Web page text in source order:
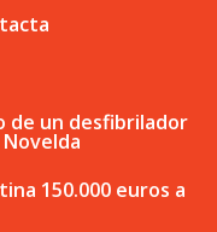
de un desfibrilador
150.000 euros a